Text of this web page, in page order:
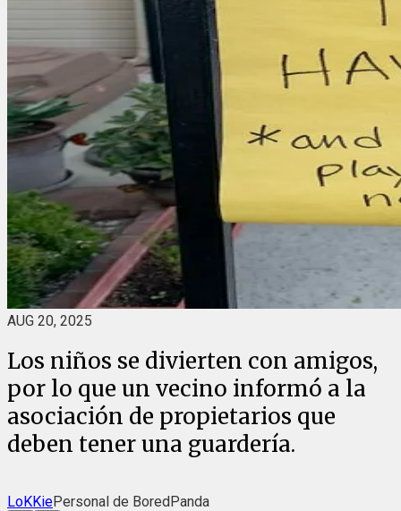
AUG 20, 2025
Los niños se divierten con amigos,
por lo que un vecino informó a la
asociación de propietarios que
deben tener una guardería.
LoKKiePersonal de BoredPanda